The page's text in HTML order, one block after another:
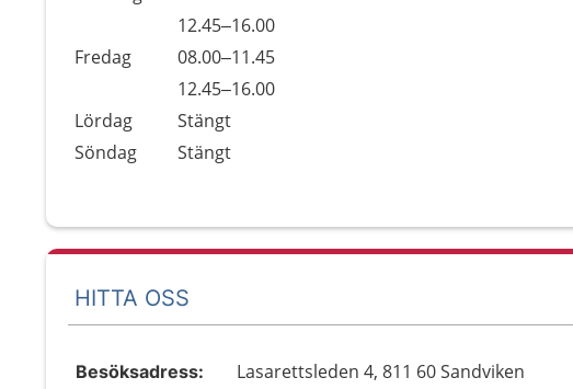
12.45–16.00
Fredag
08.00–11.45
12.45–16.00
Lördag
Stängt
Söndag
Stängt
HITTA OSS
Besöksadress: Lasarettsleden 4, 811 60 Sandviken